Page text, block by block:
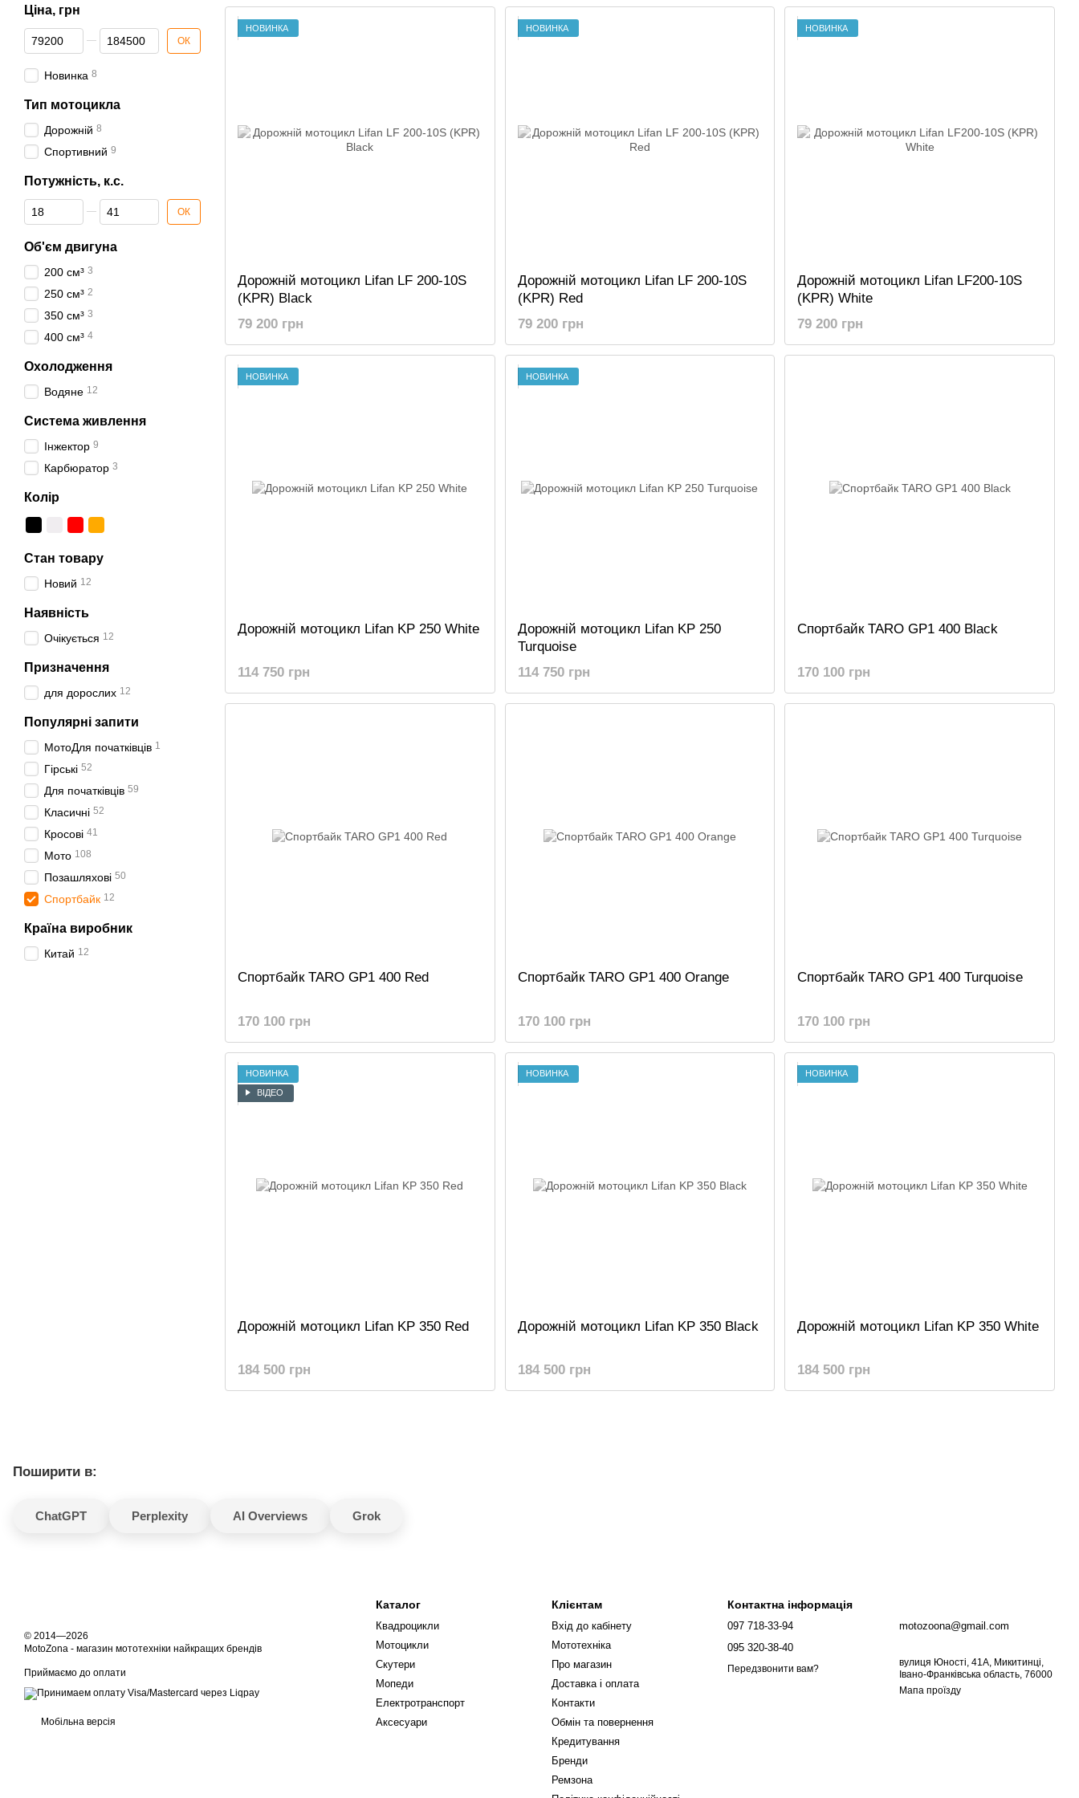
НОВИНКА
Дорожній мотоцикл Lifan LF 200-10S
(KPR) Black
79 200 грн
НОВИНКА
Дорожній мотоцикл Lifan LF 200-10S
(KPR) Red
79 200 грн
НОВИНКА
Дорожній мотоцикл Lifan LF200-10S
(KPR) White
79 200 грн
НОВИНКА
Дорожній мотоцикл Lifan KP 250 White
114 750 грн
НОВИНКА
Дорожній мотоцикл Lifan KP 250
Turquoise
114 750 грн
Спортбайк TARO GP1 400 Black
170 100 грн
Спортбайк TARO GP1 400 Red
170 100 грн
Спортбайк TARO GP1 400 Orange
170 100 грн
Спортбайк TARO GP1 400 Turquoise
170 100 грн
НОВИНКА
ВІДЕО
Дорожній мотоцикл Lifan KP 350 Red
184 500 грн
НОВИНКА
Дорожній мотоцикл Lifan KP 350 Black
184 500 грн
НОВИНКА
Дорожній мотоцикл Lifan KP 350 White
184 500 грн
Ціна, грн
Від Ціна, грн
До Ціна, грн ОК
Новинка 8
Тип мотоцикла
Дорожній 8
Спортивний 9
Потужність, к.с.
Від Потужність, к.с.
До Потужність, к.с. ОК
Об'єм двигуна
200 см³ 3
250 см³ 2
350 см³ 3
400 см³ 4
Охолодження
Водяне 12
Система живлення
Інжектор 9
Карбюратор 3
Колір
Стан товару
Новий 12
Наявність
Очікується 12
Призначення
для дорослих 12
Популярні запити
МотоДля початківців 1
Гірські 52
Для початківців 59
Класичні 52
Кросові 41
Мото 108
Позашляхові 50
Спортбайк 12
Країна виробник
Китай 12
Поширити в:
ChatGPT Perplexity AI Overviews Grok
© 2014—2026
MotoZona - магазин мототехніки найкращих брендів
Приймаємо до оплати
Мобільна версія
Каталог
Квадроцикли
Мотоцикли
Скутери
Мопеди
Електротранспорт
Аксесуари
Клієнтам
Вхід до кабінету
Мототехніка
Про магазин
Доставка і оплата
Контакти
Обмін та повернення
Кредитування
Бренди
Ремзона
Контактна інформація
097 718-33-94
095 320-38-40
Передзвонити вам?
motozoona@gmail.com
вулиця Юності, 41А, Микитинці,
Івано-Франківська область, 76000
Мапа проїзду